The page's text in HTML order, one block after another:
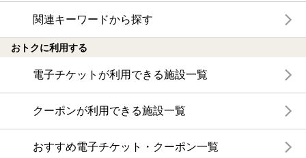
関連キーワードから探す
おトクに利用する
電子チケットが利用できる施設一覧
クーポンが利用できる施設一覧
おすすめ電子チケット・クーポン一覧